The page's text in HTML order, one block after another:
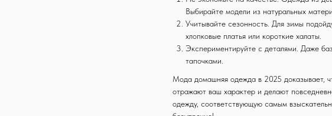
Выбирайте модели из натуральных
Учитывайте сезонность. Для зимы
хлопковые платья или короткие халаты.
Экспериментируйте с деталями. Даже
тапочками.
Мода домашняя одежда в 2025 доказывает,
отражают ваш характер и делают
одежду, соответствующую самым
Telegram-канал Whats App + 7